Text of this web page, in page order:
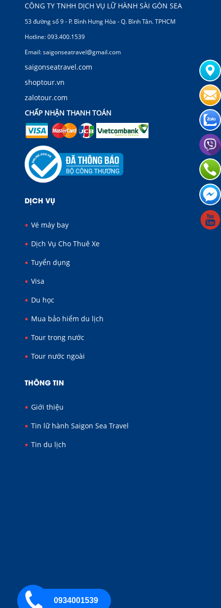
CÔNG TY TNHH DỊCH VỤ LỮ HÀNH SÀI GÒN SEA
53 đường số 9 - P. Bình Hưng Hòa - Q. Bình Tân. TPHCM
Hotline: 093.400.1539
Email: saigonseatravel@gmail.com
saigonseatravel.com
shoptour.vn
zalotour.com
CHẤP NHẬN THANH TOÁN
DỊCH VỤ
Vé máy bay
Dịch Vụ Cho Thuê Xe
Tuyển dụng
Visa
Du học
Mua bảo hiểm du lịch
Tour trong nước
Tour nước ngoài
THÔNG TIN
Giới thiệu
Tin lữ hành Saigon Sea Travel
Tin du lịch
0934001539